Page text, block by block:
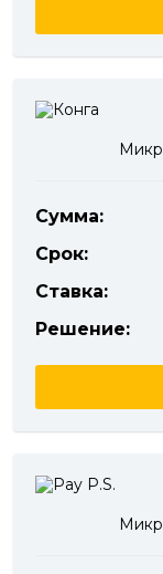
Сумма:
Срок:
Ставка:
Решение: